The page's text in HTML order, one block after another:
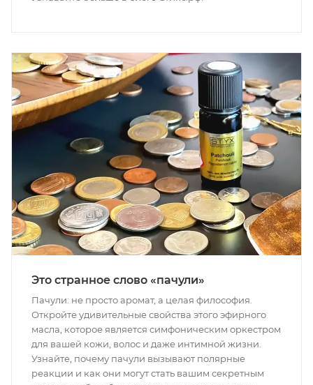
Это странное слово «пачули»
Пачули: не просто аромат, а целая философия.
Откройте удивительные свойства этого эфирного
масла, которое является симфоническим оркестром
для вашей кожи, волос и даже интимной жизни.
Узнайте, почему пачули вызывают полярные
реакции и как они могут стать вашим секретным